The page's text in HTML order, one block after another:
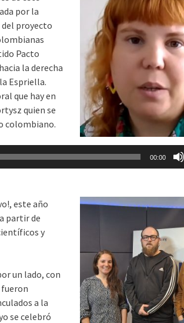
por la
proyecto
Pacto
la derecha
Espriella.
que hay en
quien se
colombiano.
00:00
este año
partir de
y
un lado, con
fueron
a la
se celebró